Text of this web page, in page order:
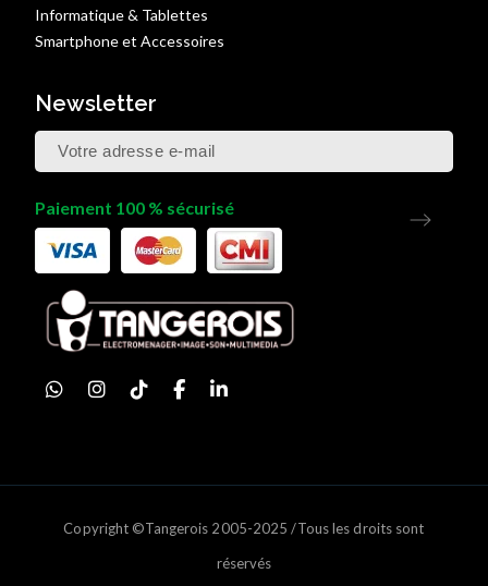
Informatique & Tablettes
Smartphone et Accessoires
Newsletter
Paiement 100 % sécurisé
Copyright ©Tangerois 2005-2025 /Tous les droits sont
réservés